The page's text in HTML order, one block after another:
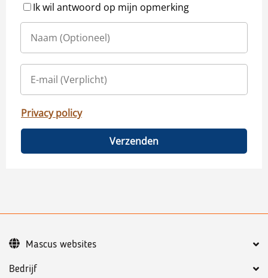
Ik wil antwoord op mijn opmerking
Privacy policy
Verzenden
Bedrijf
Mascus websites